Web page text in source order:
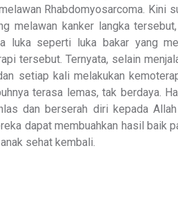
Rhabdomyosarcoma. Kini
melawan kanker langka
luka seperti luka bakar yang
tersebut. Ternyata, selain
setiap kali melakukan
terasa lemas, tak berdaya.
dan berserah diri kepada Allah
dapat membuahkan hasil baik
sehat kembali.